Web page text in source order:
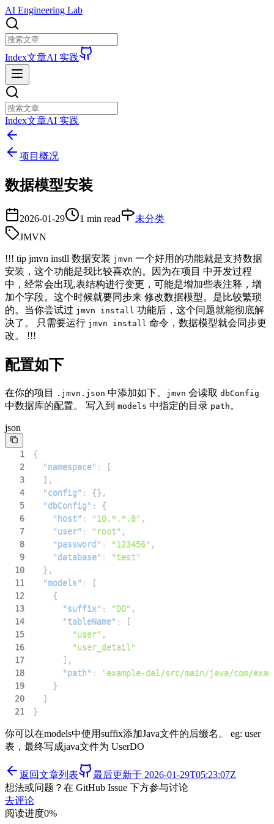
AI Engineering Lab
Index文章AI 实践
Index文章AI 实践
项目概况
数据模型安装
2026-01-29 1 min read
未分类
JMVN
!!! tip jmvn instll 数据安装 jmvn 一个好用的功能就是支持数据
安装，这个功能是我比较喜欢的。因为在项目 中开发过程
中，经常会出现,表结构进行变更，可能是增加些表注释，增
加个字段。这个时候就要同步来 修改数据模型。是比较繁琐
的。当你尝试过 jmvn install 功能后，这个问题就能彻底解
决了。 只需要运行 jmvn install 命令，数据模型就会同步更
改。 !!!
配置如下
在你的项目 .jmvn.json 中添加如下。 jmvn 会读取 dbConfig
中数据库的配置。 写入到 models 中指定的目录 path 。
json
1
{
2
"namespace" :
[
3
] ,
4
"config" : {} ,
5
"dbConfig" :
{
6
"host" : "10.*.*.8" ,
7
"user" : "root" ,
8
"password" : "123456" ,
9
"database" :
"test"
10
} ,
11
"models" :
[
12
{
13
"suffix" : "DO" ,
14
"tableName" :
[
15
"user" ,
16
"user_detail"
17
] ,
18
"path" :
"example-dal/src/main/java/com/
19
}
20
]
21
}
你可以在models中使用suffix添加Java文件的后缀名。 eg: user
表，最终写成java文件为 UserDO
返回文章列表 最后更新于 2026-01-29T05:23:07Z
想法或问题？在 GitHub Issue 下方参与讨论
去评论
阅读进度0%